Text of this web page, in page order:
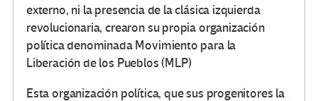
externo, ni la presencia de la clásica izquierda
revolucionaria, crearon su propia organización
política denominada Movimiento para la
Liberación de los Pueblos (MLP)
Esta organización política, que sus progenitores la